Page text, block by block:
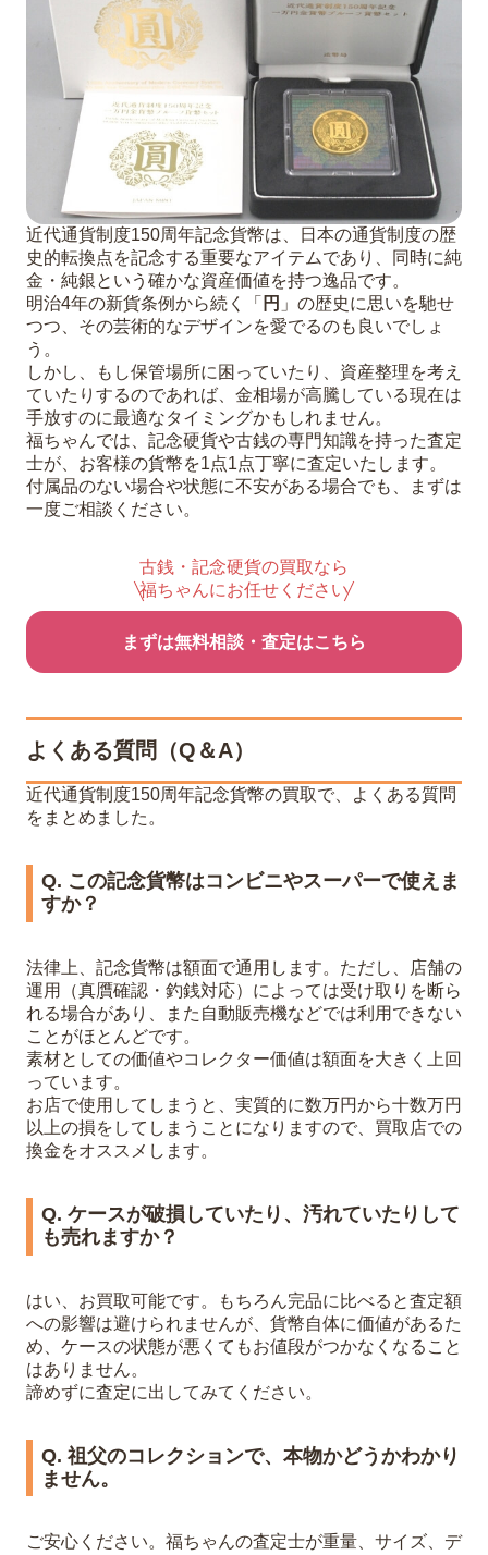
近代通貨制度150周年記念貨幣は、日本の通貨制度の歴
史的転換点を記念する重要なアイテムであり、同時に純
金・純銀という確かな資産価値を持つ逸品です。
明治4年の新貨条例から続く「 円 」の歴史に思いを馳せ
つつ、その芸術的なデザインを愛でるのも良いでしょ
う。
しかし、もし保管場所に困っていたり、資産整理を考え
ていたりするのであれば、金相場が高騰している現在は
手放すのに最適なタイミングかもしれません。
福ちゃんでは、記念硬貨や古銭の専門知識を持った査定
士が、お客様の貨幣を1点1点丁寧に査定いたします。
付属品のない場合や状態に不安がある場合でも、まずは
一度ご相談ください。
古銭・記念硬貨の買取なら
福ちゃんにお任せください
まずは無料相談・査定はこちら
よくある質問（Q＆A）
近代通貨制度150周年記念貨幣の買取で、よくある質問
をまとめました。
Q. この記念貨幣はコンビニやスーパーで使えま
すか？
法律上、記念貨幣は額面で通用します。ただし、店舗の
運用（真贋確認・釣銭対応）によっては受け取りを断ら
れる場合があり、また自動販売機などでは利用できない
ことがほとんどです。
素材としての価値やコレクター価値は額面を大きく上回
っています。
お店で使用してしまうと、実質的に数万円から十数万円
以上の損をしてしまうことになりますので、買取店での
換金をオススメします。
Q. ケースが破損していたり、汚れていたりして
も売れますか？
はい、お買取可能です。もちろん完品に比べると査定額
への影響は避けられませんが、貨幣自体に価値があるた
め、ケースの状態が悪くてもお値段がつかなくなること
はありません。
諦めずに査定に出してみてください。
Q. 祖父のコレクションで、本物かどうかわかり
ません。
ご安心ください。福ちゃんの査定士が重量、サイズ、デ